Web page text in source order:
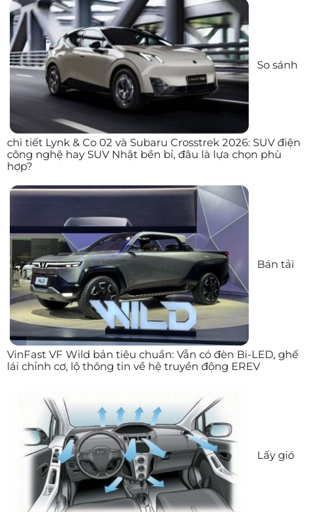
So sánh
chi tiết Lynk & Co 02 và Subaru Crosstrek 2026: SUV điện
công nghệ hay SUV Nhật bền bỉ, đâu là lựa chọn phù
hợp?
Bán tải
VinFast VF Wild bản tiêu chuẩn: Vẫn có đèn Bi-LED, ghế
lái chỉnh cơ, lộ thông tin về hệ truyền động EREV
Lấy gió